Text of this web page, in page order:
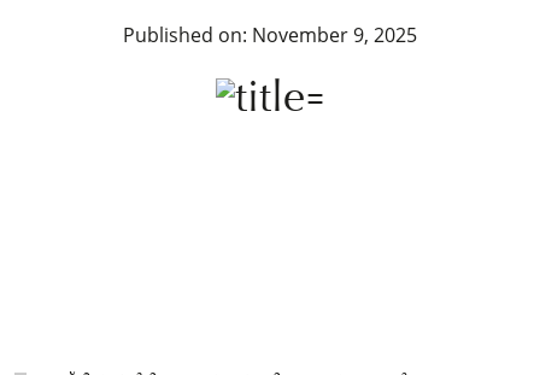
Published on: November 9, 2025